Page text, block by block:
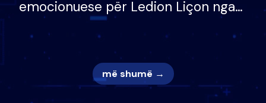
emocionuese për Ledion Liçon nga
nëna dhe fëmijët e tij, moderatori
nuk i mban dot lotët: Nuk meritoj…
më shumë →